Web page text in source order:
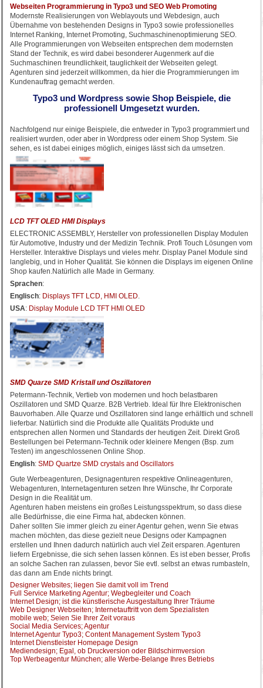
Webseiten Programmierung in Typo3 und SEO Web Promoting
Modernste Realisierungen von Weblayouts und Webdesign, auch
Übernahme von bestehenden Designs in Typo3 sowie professionelles
Internet Ranking, Internet Promoting, Suchmaschinenoptimierung SEO.
Alle Programmierungen von Webseiten entsprechen dem modernsten
Stand der Technik, es wird dabei besonderer Augenmerk auf die
Suchmaschinen freundlichkeit, tauglichkeit der Webseiten gelegt.
Agenturen sind jederzeit willkommen, da hier die Programmierungen im
Kundenauftrag gemacht werden.
Typo3 und Wordpress sowie Shop Beispiele, die
professionell Umgesetzt wurden.
Nachfolgend nur einige Beispiele, die entweder in Typo3 programmiert und
realisiert wurden, oder aber in Wordpress oder einem Shop System. Sie
sehen, es ist dabei einiges möglich, einiges lässt sich da umsetzen.
LCD TFT OLED HMI Displays
ELECTRONIC ASSEMBLY, Hersteller von professionellen Display Modulen
für Automotive, Industry und der Medizin Technik. Profi Touch Lösungen vom
Hersteller. Interaktive Displays und vieles mehr. Display Panel Module sind
langlebig, und in Hoher Qualität. Sie können die Displays im eigenen Online
Shop kaufen.Natürlich alle Made in Germany.
Sprachen:
Englisch: Displays TFT LCD, HMI OLED.
USA: Display Module LCD TFT HMI OLED
SMD Quarze SMD Kristall und Oszillatoren
Petermann-Technik, Vertieb von modernen und hoch belastbaren
Oszillatoren und SMD Quarze. B2B Vertrieb. Ideal für Ihre Elektronischen
Bauvorhaben. Alle Quarze und Oszillatoren sind lange erhältlich und schnell
lieferbar. Natürlich sind die Produkte alle Qualitäts Produkte und
entsprechen allen Normen und Standards der heutigen Zeit. Direkt Groß
Bestellungen bei Petermann-Technik oder kleinere Mengen (Bsp. zum
Testen) im angeschlossenen Online Shop.
English: SMD Quartze SMD crystals and Oscillators
Gute Werbeagenturen, Designagenturen respektive Onlineagenturen,
Webagenturen, Internetagenturen setzen Ihre Wünsche, Ihr Corporate
Design in die Realität um.
Agenturen haben meistens ein großes Leistungsspektrum, so dass diese
alle Bedürfnisse, die eine Firma hat, abdecken können.
Daher sollten Sie immer gleich zu einer Agentur gehen, wenn Sie etwas
machen möchten, das diese gezielt neue Designs oder Kampagnen
erstellen und Ihnen dadurch natürlich auch viel Zeit ersparen. Agenturen
liefern Ergebnisse, die sich sehen lassen können. Es ist eben besser, Profis
an solche Sachen ran zulassen, bevor Sie evtl. selbst an etwas rumbasteln,
das dann am Ende nichts bringt.
Designer Websites; liegen Sie damit voll im Trend
Full Service Marketing Agentur; Wegbegleiter und Coach
Internet Design; ist die künstlerische Ausgestaltung Ihrer Träume
Web Designer Webseiten; Internetauftritt von dem Spezialisten
mobile web; Seien Sie Ihrer Zeit voraus
Social Media Services; Agentur
Internet Agentur Typo3; Content Management System Typo3
Internet Dienstleister Homepage Design
Mediendesign; Egal, ob Druckversion oder Bildschirmversion
Top Werbeagentur München; alle Werbe-Belange Ihres Betriebs